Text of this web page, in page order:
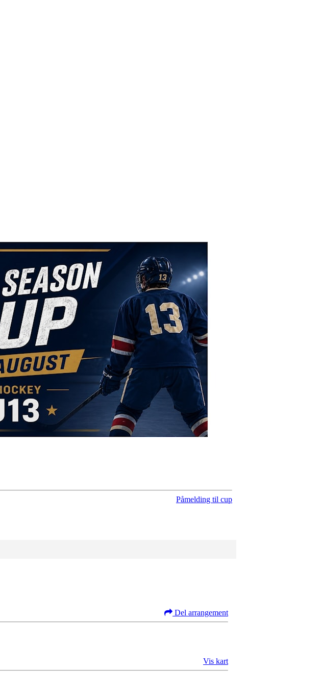
Påmelding til cup
Del arrangement
Vis kart